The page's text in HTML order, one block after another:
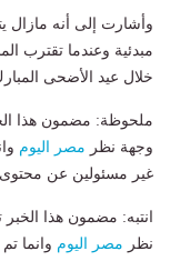
وأشارت إلى أنه مازال
مبدئية وعندما تقترب
خلال عيد الأضحى
ملحوظة: مضمون هذا
وجهة نظر مصر اليوم
غير مسئولين عن محتوى
انتبه: مضمون هذا الخبر
نظر مصر اليوم وانما